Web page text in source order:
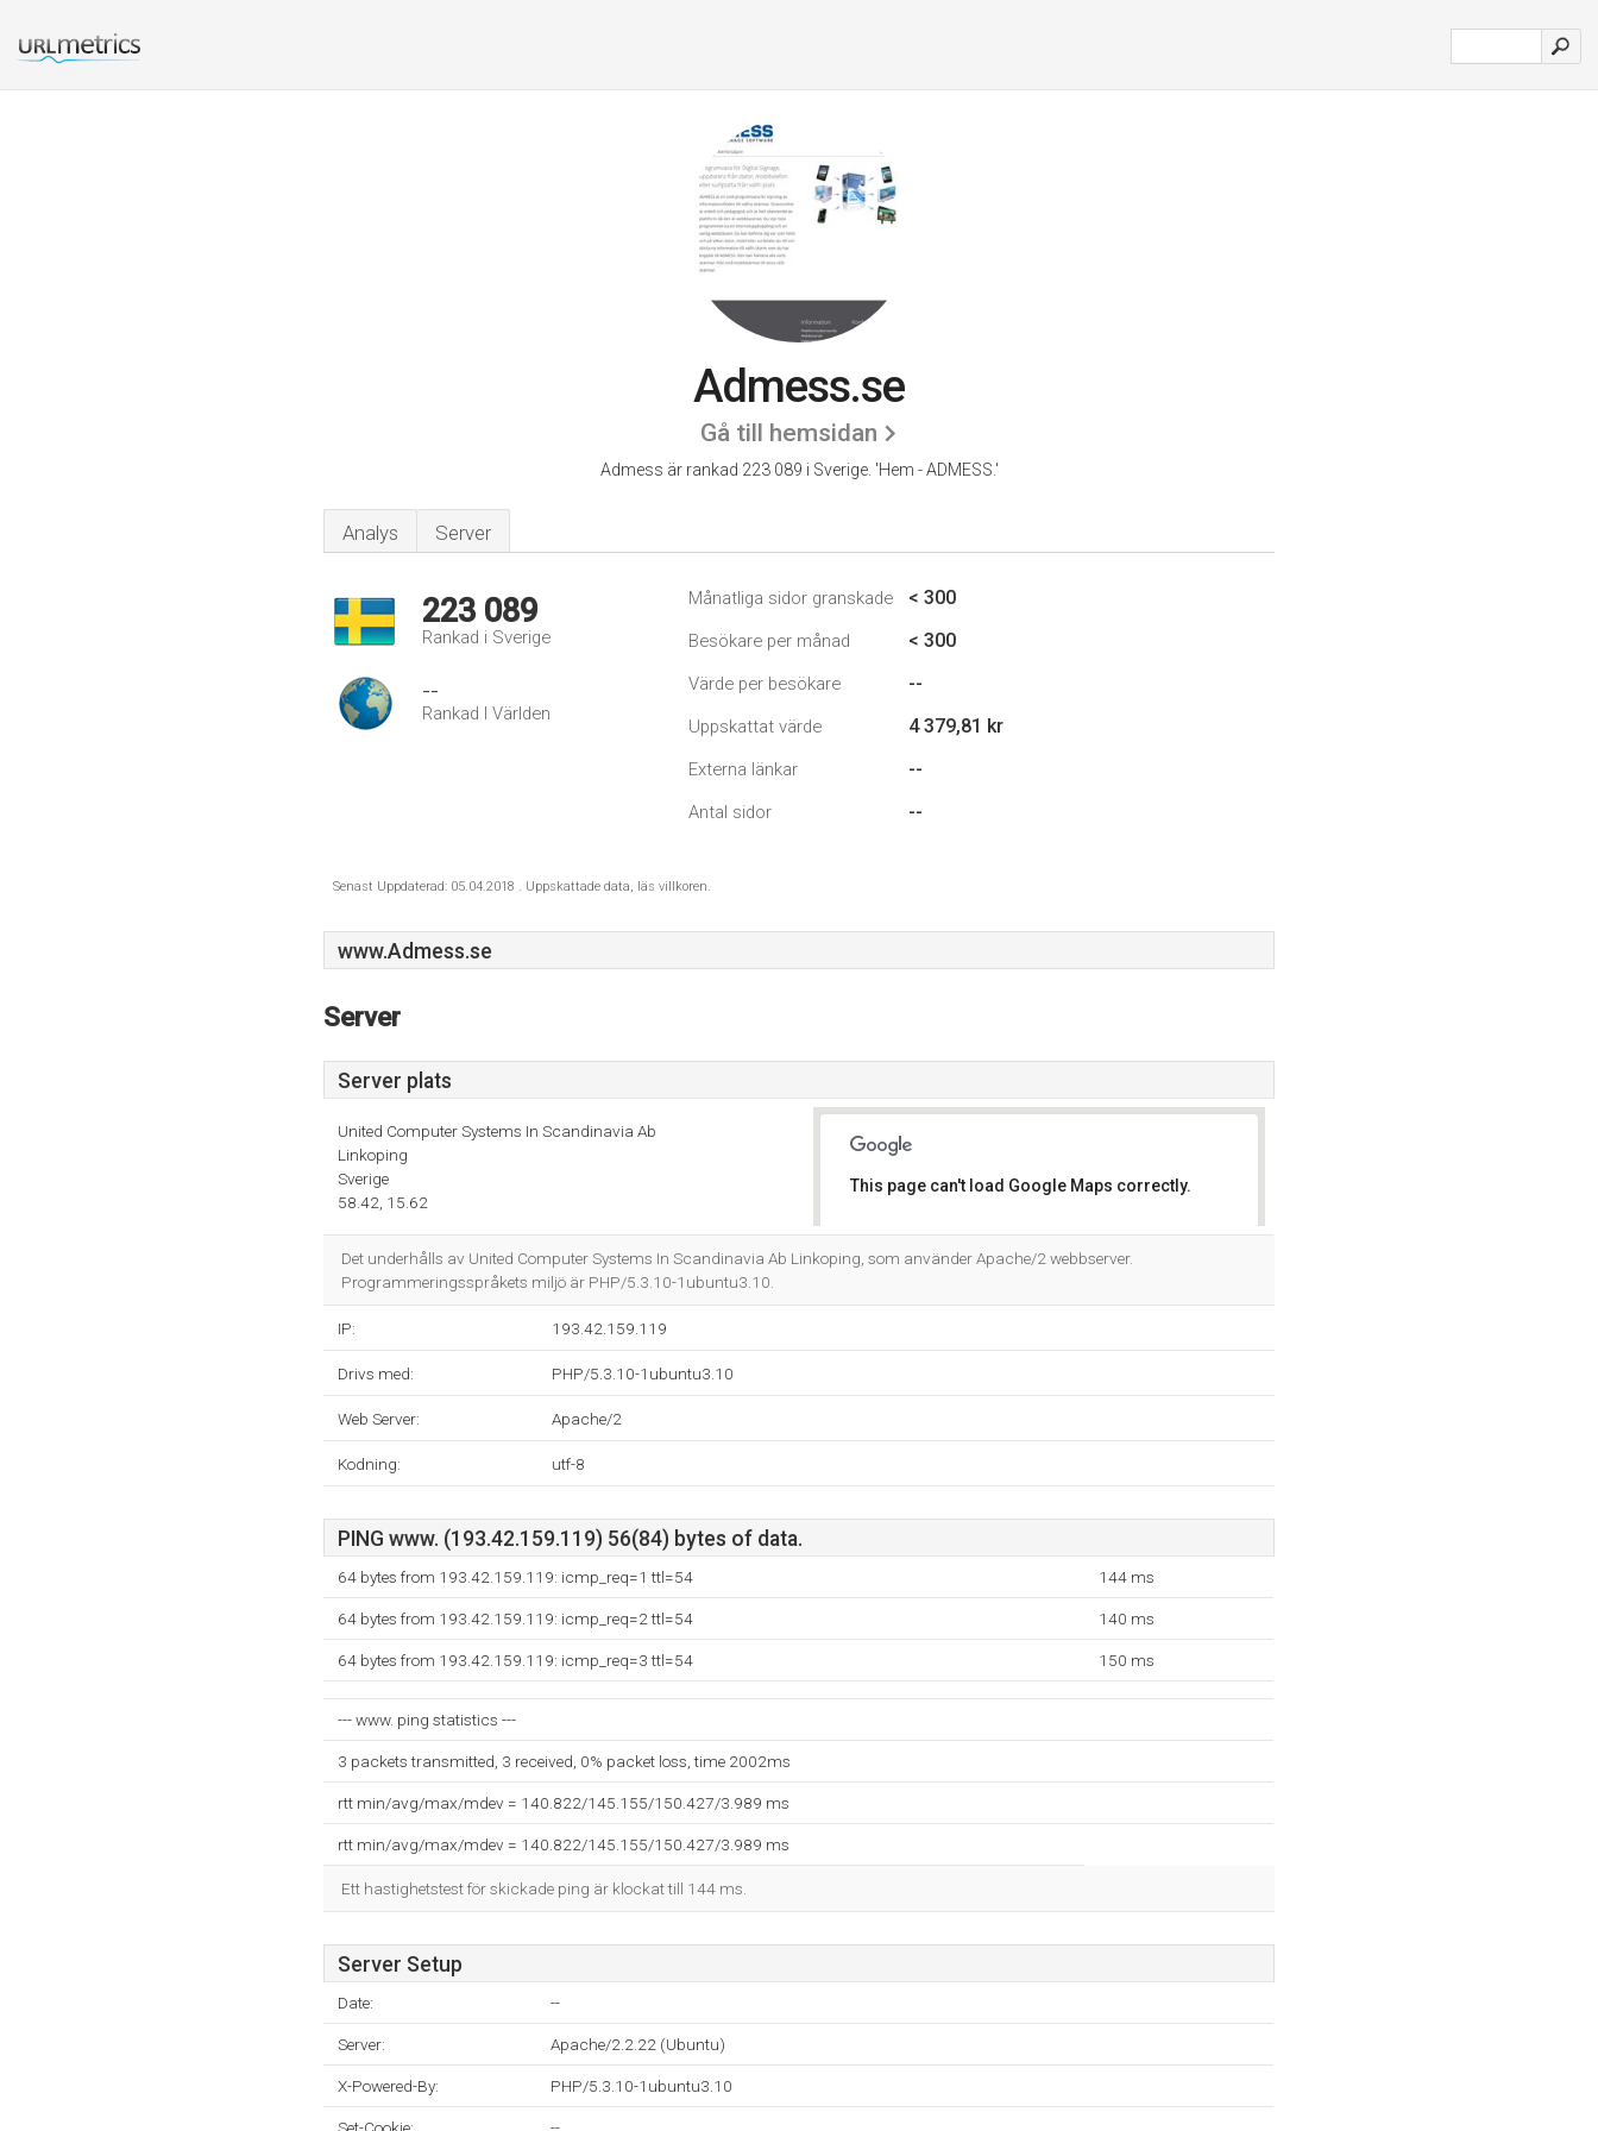
Admess.se
Gå till hemsidan
Admess är rankad 223 089 i Sverige. 'Hem - ADMESS.'
Analys Server
223 089
Rankad i Sverige
--
Rankad I Världen
Månatliga sidor granskade < 300
Besökare per månad < 300
Värde per besökare --
Uppskattat värde 4 379,81 kr
Externa länkar --
Antal sidor --
Senast Uppdaterad: 05.04.2018 . Uppskattade data, läs villkoren.
www.Admess.se
Server
Server plats
United Computer Systems In Scandinavia Ab
Linkoping
Sverige
58.42, 15.62
This page can't load Google Maps correctly.
Det underhålls av United Computer Systems In Scandinavia Ab Linkoping, som använder Apache/2 webbserver.
Programmeringsspråkets miljö är PHP/5.3.10-1ubuntu3.10.
IP: 193.42.159.119
Drivs med: PHP/5.3.10-1ubuntu3.10
Web Server: Apache/2
Kodning: utf-8
PING www. (193.42.159.119) 56(84) bytes of data.
64 bytes from 193.42.159.119: icmp_req=1 ttl=54 144 ms
64 bytes from 193.42.159.119: icmp_req=2 ttl=54 140 ms
64 bytes from 193.42.159.119: icmp_req=3 ttl=54 150 ms
--- www. ping statistics ---
3 packets transmitted, 3 received, 0% packet loss, time 2002ms
rtt min/avg/max/mdev = 140.822/145.155/150.427/3.989 ms
rtt min/avg/max/mdev = 140.822/145.155/150.427/3.989 ms
Ett hastighetstest för skickade ping är klockat till 144 ms.
Server Setup
Date: --
Server: Apache/2.2.22 (Ubuntu)
X-Powered-By: PHP/5.3.10-1ubuntu3.10